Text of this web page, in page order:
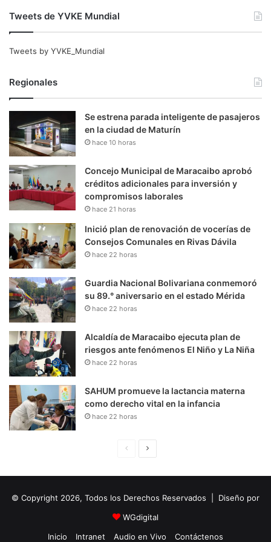
Tweets de YVKE Mundial
Tweets by YVKE_Mundial
Regionales
Se estrena parada inteligente de pasajeros
en la ciudad de Maturín
hace 10 horas
Concejo Municipal de Maracaibo aprobó
créditos adicionales para inversión y
compromisos laborales
hace 21 horas
Inició plan de renovación de vocerías de
Consejos Comunales en Rivas Dávila
hace 22 horas
Guardia Nacional Bolivariana conmemoró
su 89.° aniversario en el estado Mérida
hace 22 horas
Alcaldía de Maracaibo ejecuta plan de
riesgos ante fenómenos El Niño y La Niña
hace 22 horas
SAHUM promueve la lactancia materna
como derecho vital en la infancia
hace 22 horas
i
n
a
u
i
e
© Copyright 2026, Todos los Derechos Reservados | Diseño por
WGdigital
Inicio
Intranet Audio en Vivo Contáctenos